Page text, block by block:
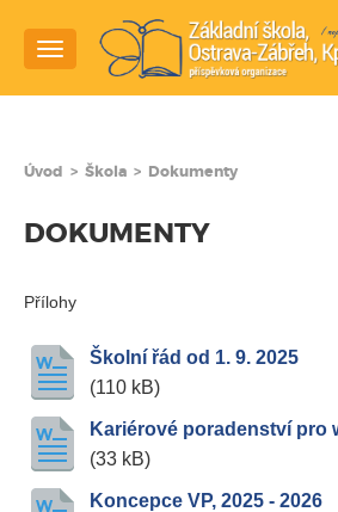
Navigace
Úvod > Škola > Dokumenty
DOKUMENTY
Přílohy
Školní řád od 1. 9. 2025
(110 kB)
Kariérové poradenství pro
(33 kB)
Koncepce VP, 2025 - 2026